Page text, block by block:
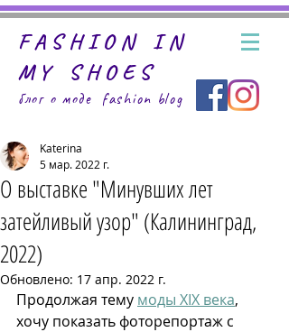
FASHION IN
MY SHOES
блог о моде fashion blog
О выставке "Минувших лет
затейливый узор" (Калининград,
2022)
Katerina
5 мар. 2022 г.
Обновлено: 17 апр. 2022 г.
Продолжая тему моды XIX века,
хочу показать фоторепортаж c